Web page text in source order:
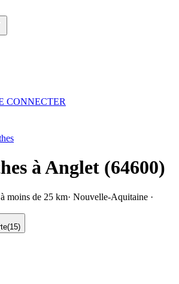
CONNECTER
à Anglet (64600)
à moins de 25 km· Nouvelle-Aquitaine ·
(15)